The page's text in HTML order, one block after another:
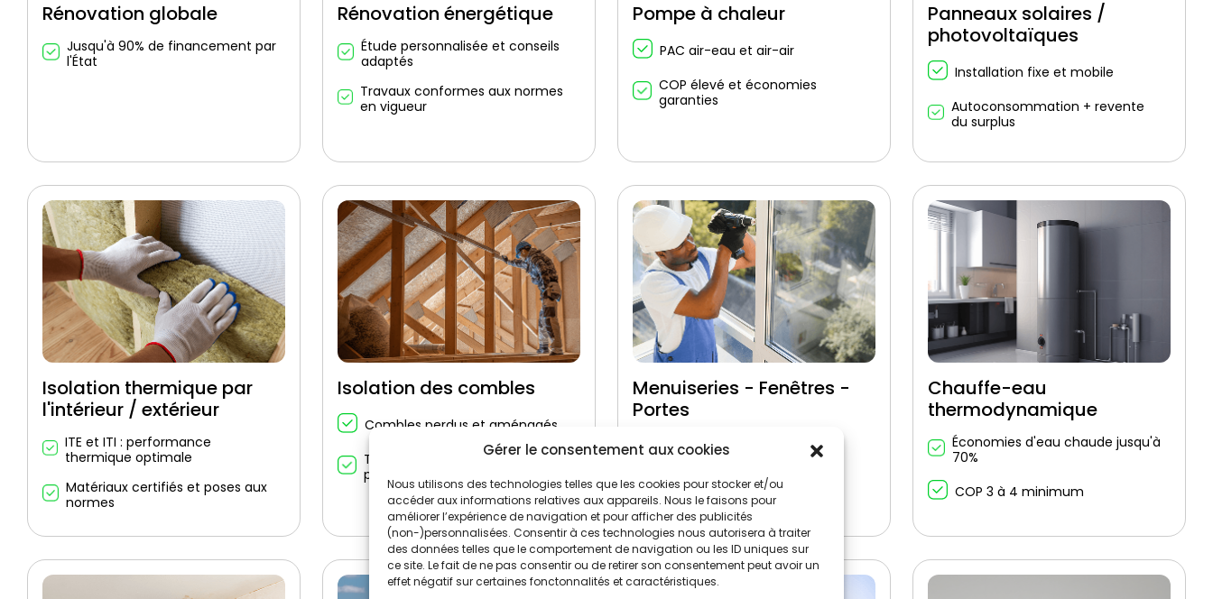
Gérer le consentement aux cookies
Nous utilisons des technologies telles que les cookies pour stocker et/ou
accéder aux informations relatives aux appareils. Nous le faisons pour
améliorer l’expérience de navigation et pour afficher des publicités
(non-)personnalisées. Consentir à ces technologies nous autorisera à traiter
des données telles que le comportement de navigation ou les ID uniques sur
ce site. Le fait de ne pas consentir ou de retirer son consentement peut avoir un
effet négatif sur certaines fonctonnalités et caractéristiques.
Rénovation globale
Jusqu'à 90% de financement par
l'État
Rénovation énergétique
Étude personnalisée et conseils
adaptés
Travaux conformes aux normes
en vigueur
Pompe à chaleur
PAC air-eau et air-air
COP élevé et économies
garanties
Panneaux solaires /
photovoltaïques
Installation fixe et mobile
Autoconsommation + revente
du surplus
Isolation thermique par
l'intérieur / extérieur
ITE et ITI : performance
thermique optimale
Matériaux certifiés et poses aux
normes
Isolation des combles
Combles perdus et aménagés
Technique soufflage et
panneaux
Menuiseries - Fenêtres -
Portes
Double et triple vitrage
performant
Pose certifiée étanche d'air
Chauffe-eau
thermodynamique
Économies d'eau chaude jusqu'à
70%
COP 3 à 4 minimum